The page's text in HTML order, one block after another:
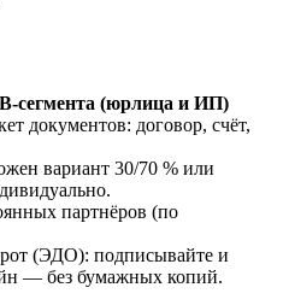
(юрлица и ИП)
документов: договор, счёт,
вариант 30/70 % или
партнёров (по
(ЭДО): подписывайте и
— без бумажных копий.